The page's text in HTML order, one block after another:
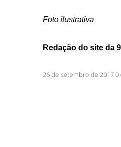
Foto ilustrativa
Redação do site da
26 de setembro de 2017